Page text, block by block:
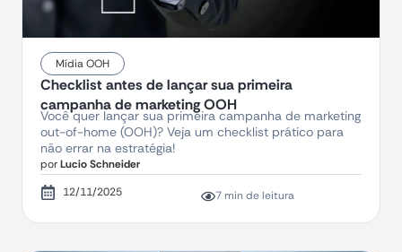
Mídia OOH
Checklist antes de lançar sua primeira
campanha de marketing OOH
Você quer lançar sua primeira campanha de marketing
out-of-home (OOH)? Veja um checklist prático para
não errar na estratégia!
porLucio Schneider
12/11/2025
7 min de leitura